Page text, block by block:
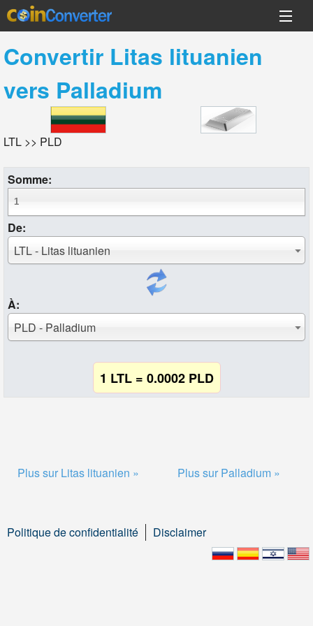
Convertir Litas lituanien
vers Palladium
LTL >> PLD
Somme:
De:
LTL - Litas lituanien
À:
PLD - Palladium
1 LTL = 0.0002 PLD
Plus sur Litas lituanien » Plus sur Palladium »
Politique de confidentialité Disclaimer